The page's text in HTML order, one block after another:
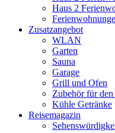
Haus 2
Zusatzangebot
WLAN
Garten
Sauna
Garage
Grill und Ofen
Zubehör für
Kühle Getränke
Reisemagazin